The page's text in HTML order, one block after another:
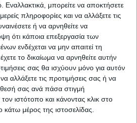
μπορείτε να αποκτήσετε
πληροφορίες και να αλλάξετε τις
ή να αρνηθείτε να
ότι κάποια επεξεργασία των
ενδέχεται να μην απαιτεί τη
το δικαίωμα να αρνηθείτε αυτήν
σας θα ισχύουν μόνο για αυτόν
αλλάξετε τις προτιμήσεις σας ή να
σας ανά πάσα στιγμή
ιστότοπο και κάνοντας κλικ στο
μέρος της ιστοσελίδας.
& Ασφαλείς Συναλλαγές
Ερωτήσεις
Megapap από μελαμίνη χρώμα